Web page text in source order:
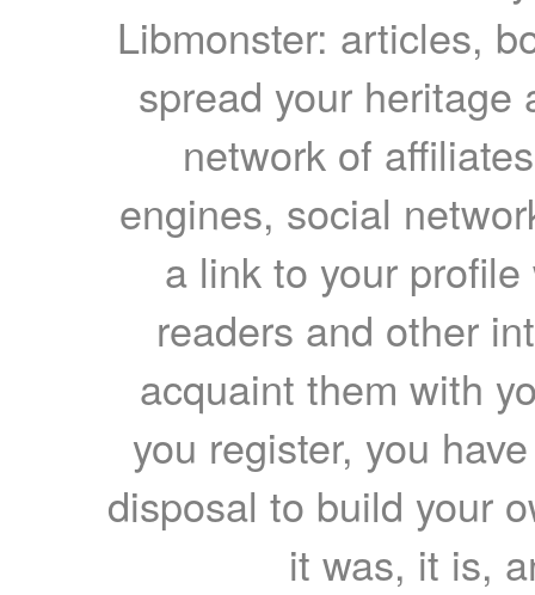
Libmonster: articles,
spread your heritage
network of
engines, social
a link to your
readers and other
acquaint them with
you register, you
disposal to build your
it was, it is,